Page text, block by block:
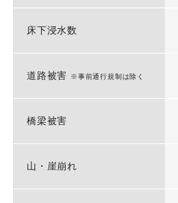
床下浸水数
道路被害 ※事前通行規制は除く
橋梁被害
山・崖崩れ